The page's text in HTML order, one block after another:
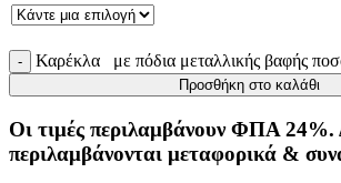
Καρέκλα με πόδια μεταλλικής βαφής
Προσθήκη στο καλάθι
Οι τιμές περιλαμβάνουν ΦΠΑ 24%.
περιλαμβάνονται μεταφορικά &